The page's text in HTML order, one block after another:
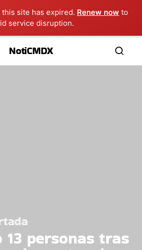
site has expired. Renew now to
service disruption.
NotiCMDX
13 personas tras